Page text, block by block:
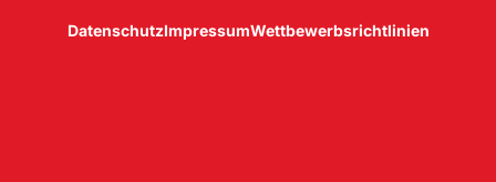
DatenschutzImpressumWettbewerbsrichtlinien